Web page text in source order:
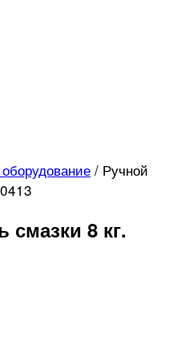
/ Ручной
смазки 8 кг.